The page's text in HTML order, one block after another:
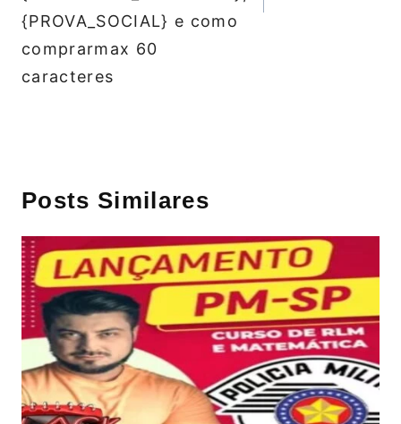
{PROVA_SOCIAL} e como
comprarmax 60
caracteres
Posts Similares